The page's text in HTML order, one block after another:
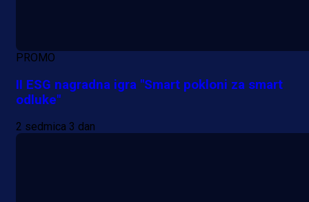
PROMO
II ESG nagradna igra "Smart pokloni za smart
odluke"
2 sedmica 3 dan